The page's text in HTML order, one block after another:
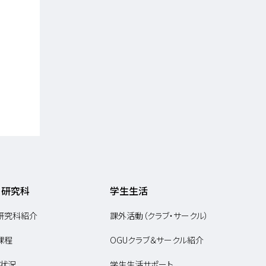
究科
究科紹介
程
学生生活
課外活動（クラブ・サークル）
OGUクラブ＆サークル紹介